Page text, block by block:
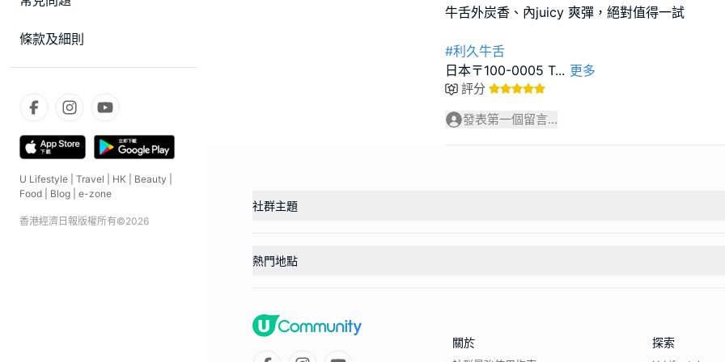
條款及細則
U Lifestyle Travel HK Beauty
Food
Blog e-zone
香港經濟日報版權所有©2026
牛舌外炭香、內juicy 爽彈，絕對值得一試
#利久牛舌
日本〒100-0005 T... 更多
評分
發表第一個留言...
社群主題
熱門地點
關於 探索